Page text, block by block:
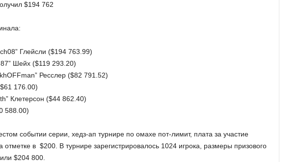
$194 762
Глейсли ($194 763.99)
Шейх ($119 293.20)
Ресслер ($82 791.52)
176.00)
Клетерсон ($44 862.40)
588.00)
событии серии, хедз-ап турнире по омахе пот-лимит, плата за участие
отметке в $200. В турнире зарегистрировалось 1024 игрока, размеры призового
$204 800.